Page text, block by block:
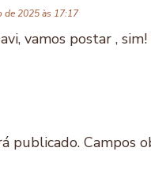
de 2025 às 17:17
vamos postar ,
publicado. Campos